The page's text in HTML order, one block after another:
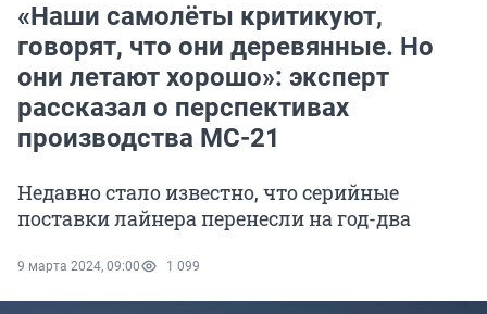
«Наши самолёты критикуют,
говорят, что они деревянные. Но
они летают хорошо»: эксперт
рассказал о перспективах
производства МС-21
Недавно стало известно, что серийные
поставки лайнера перенесли на год-два
9 марта 2024, 09:00 1 099